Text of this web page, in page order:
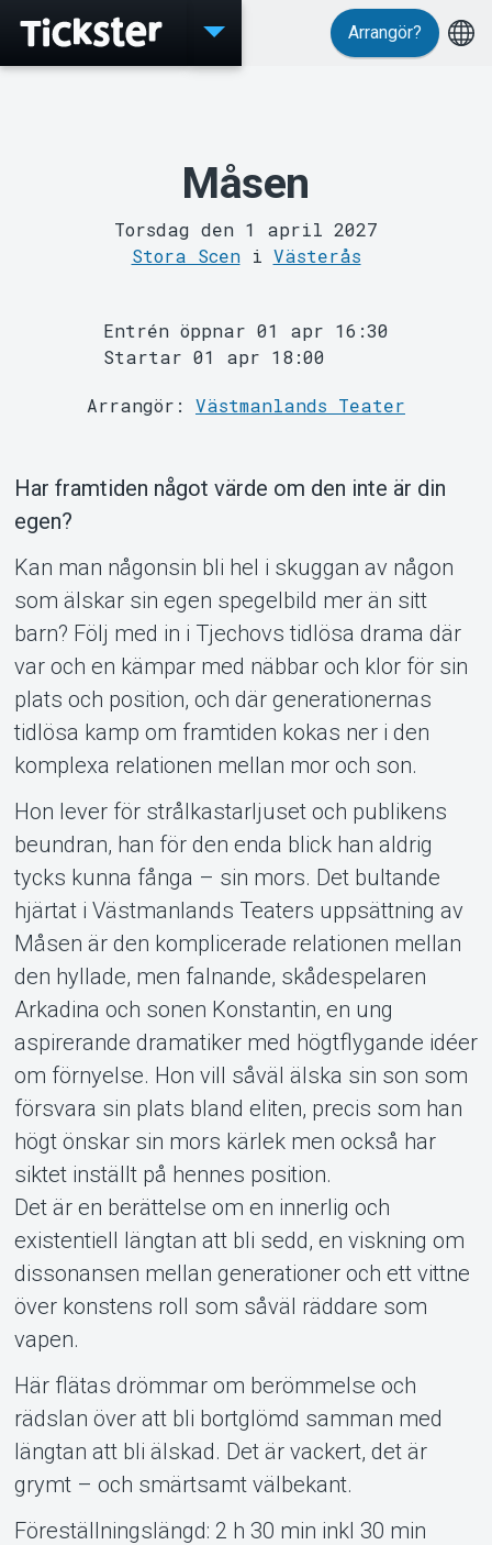
Support
Om Tickster
Arrangör?
Måsen
Torsdag den 1 april 2027
Stora Sceni Västerås
Entrén öppnar 01 apr 16:30
Startar 01 apr 18:00
Arrangör: Västmanlands Teater
Har framtiden något värde om den inte är din
egen?
Kan man någonsin bli hel i skuggan av någon
som älskar sin egen spegelbild mer än sitt
barn? Följ med in i Tjechovs tidlösa drama där
var och en kämpar med näbbar och klor för sin
plats och position, och där generationernas
tidlösa kamp om framtiden kokas ner i den
komplexa relationen mellan mor och son.
Hon lever för strålkastarljuset och publikens
beundran, han för den enda blick han aldrig
tycks kunna fånga – sin mors. Det bultande
hjärtat i Västmanlands Teaters uppsättning av
Måsen är den komplicerade relationen mellan
den hyllade, men falnande, skådespelaren
Arkadina och sonen Konstantin, en ung
aspirerande dramatiker med högtflygande idéer
om förnyelse. Hon vill såväl älska sin son som
försvara sin plats bland eliten, precis som han
högt önskar sin mors kärlek men också har
siktet inställt på hennes position.
Det är en berättelse om en innerlig och
existentiell längtan att bli sedd, en viskning om
dissonansen mellan generationer och ett vittne
över konstens roll som såväl räddare som
vapen.
Här flätas drömmar om berömmelse och
rädslan över att bli bortglömd samman med
längtan att bli älskad. Det är vackert, det är
grymt – och smärtsamt välbekant.
Föreställningslängd: 2 h 30 min inkl 30 min